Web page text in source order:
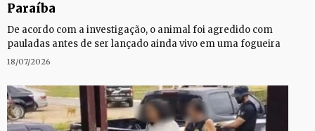
Paraíba
De acordo com a investigação, o animal foi agredido com
pauladas antes de ser lançado ainda vivo em uma fogueira
18/07/2026